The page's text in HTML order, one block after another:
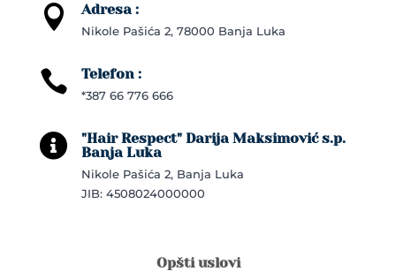
 Adresa :
Nikole Pašića 2, 78000 Banja Luka
 Telefon :
*387 66 776 666

"Hair Respect" Darija Maksimović s.p.
Banja Luka
Nikole Pašića 2, Banja Luka
JIB: 4508024000000
Opšti uslovi